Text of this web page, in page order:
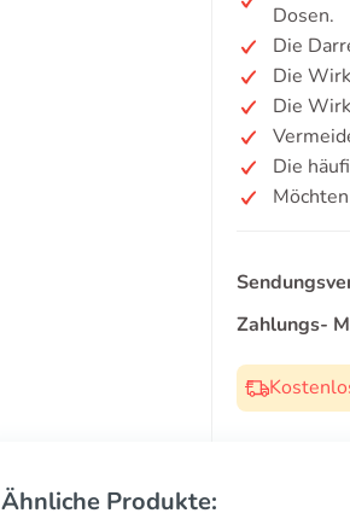
Dosen.
Die
Die
Die
Die
Zahlungs-
Ähnliche Produkte: